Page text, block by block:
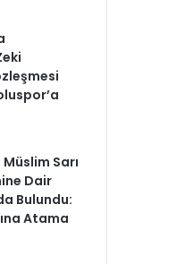
Sarı
Dair
Bulundu:
Atama